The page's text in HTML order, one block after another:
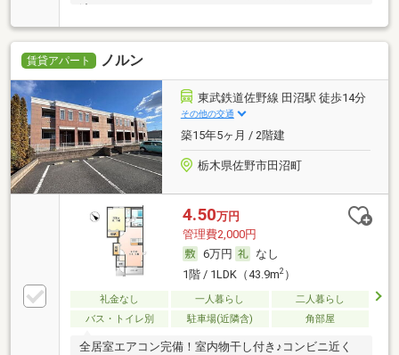
済可
賃貸アパート ノルン
東武鉄道佐野線 田沼駅 徒歩14分
その他の交通
築15年5ヶ月 / 2階建
栃木県佐野市田沼町
4.50万円
管理費2,000円
6万円
なし
1階 / 1LDK（43.9m2）
礼金なし 一人暮らし
二人暮らし
バス・トイレ別
駐車場(近隣含) 角部屋
全居室エアコン完備！室内物干し付き♪コンビニ近く